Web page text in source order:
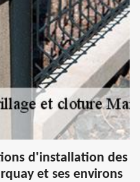
d'installation des
et ses environs